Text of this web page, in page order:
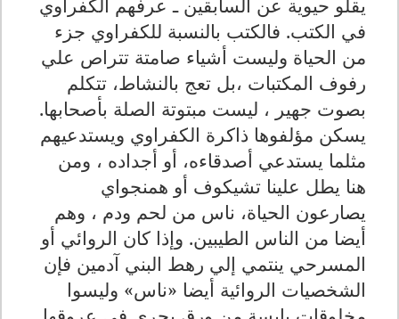
في الكتب. فالكتب بالنسبة للكفراوي جزء
من الحياة وليست أشياء صامتة تتراص علي
رفوف المكتبات ،بل تعج بالنشاط، تتكلم
بصوت جهير ، ليست مبتوتة الصلة بأصحابها.
يسكن مؤلفوها ذاكرة الكفراوي ويستدعيهم
مثلما يستدعي أصدقاءه، أو أجداده ، ومن
هنا يطل علينا تشيكوف أو همنجواي
يصارعون الحياة، ناس من لحم ودم ، وهم
أيضا من الناس الطيبين. وإذا كان الروائي أو
المسرحي ينتمي إلي رهط البني آدمين فإن
الشخصيات الروائية أيضا «ناس» وليسوا